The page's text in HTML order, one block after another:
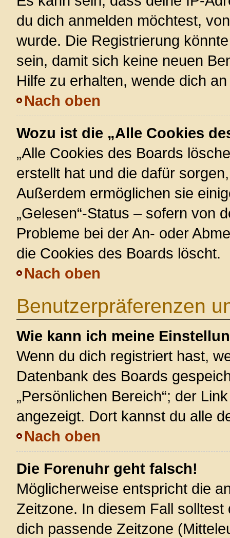
du dich anmelden möchtest,
wurde. Die Registrierung
sein, damit sich keine neuen
Hilfe zu erhalten, wende dich
Nach oben
Wozu ist die „Alle Cookies
„Alle Cookies des Boards
erstellt hat und die dafür
Außerdem ermöglichen sie
„Gelesen“-Status – sofern von
Probleme bei der An- oder
die Cookies des Boards löscht.
Nach oben
Benutzerpräferenzen
Wie kann ich meine
Wenn du dich registriert hast,
Datenbank des Boards
„Persönlichen Bereich“; der
angezeigt. Dort kannst du alle
Nach oben
Die Forenuhr geht falsch!
Möglicherweise entspricht die
Zeitzone. In diesem Fall solltest
dich passende Zeitzone